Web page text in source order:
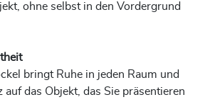
ohne selbst in den Vordergrund
bringt Ruhe in jeden Raum und
auf das Objekt, das Sie präsentieren